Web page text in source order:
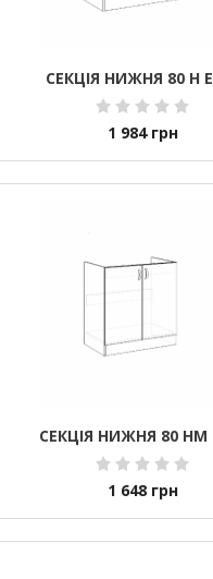
СЕКЦІЯ НИЖНЯ 80 Н
1 984 грн
СЕКЦІЯ НИЖНЯ 80 НМ
1 648 грн